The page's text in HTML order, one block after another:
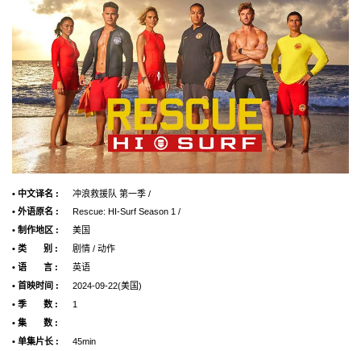
• 中文译名 :
冲浪救援队 第一季 /
• 外语原名 :
Rescue: HI-Surf Season 1 /
• 制作地区 :
美国
• 类 别 :
剧情 / 动作
• 语 言 :
英语
• 首映时间 :
2024-09-22(美国)
• 季 数 :
1
• 集 数 :
• 单集片长 :
45min